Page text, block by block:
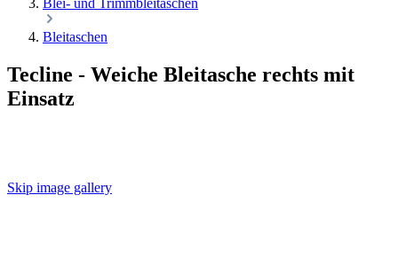
Blei- und Trimmbleitaschen
Bleitaschen
Tecline - Weiche Bleitasche rechts mit
Einsatz
Skip image gallery